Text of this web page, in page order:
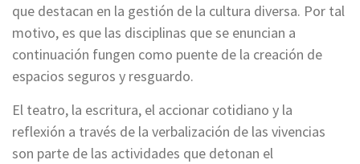
que destacan en la gestión de la cultura diversa. Por tal
motivo, es que las disciplinas que se enuncian a
continuación fungen como puente de la creación de
espacios seguros y resguardo.
El teatro, la escritura, el accionar cotidiano y la
reflexión a través de la verbalización de las vivencias
son parte de las actividades que detonan el